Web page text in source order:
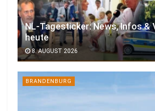
NL-Tagesticker: News, Infos &
heute
8. AUGUST 2026
BRANDENBURG